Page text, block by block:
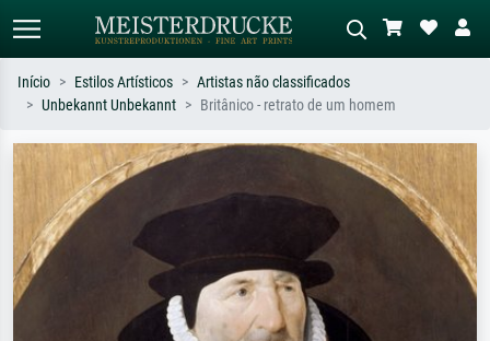
Pesquise por artista, título ou estilo –
ex: Monet, Noite Estrelada,
impressionismo, onda de Hokusai, nu.
Descreva a cena – ex: prado verde,
abstrato com muito vermelho, pintura
a óleo escura, nu em pé ao lado de
uma árvore.
Início Estilos Artísticos
Artistas não classificados
Unbekannt Unbekannt
Britânico - retrato de um homem